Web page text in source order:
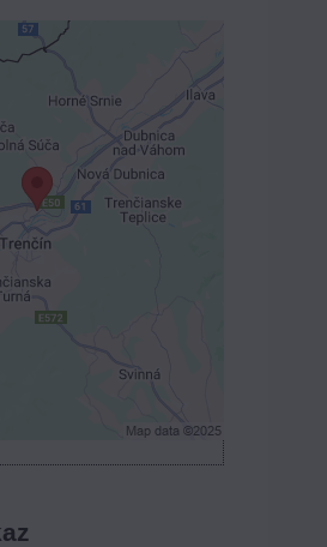
je blokovaný
súkromia
externý obsah?
tentokrát
- súhlas s druhom
Funkčné